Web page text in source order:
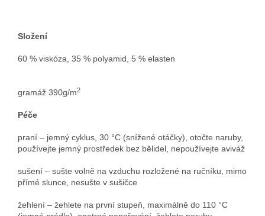
Složení
60 % viskóza, 35 % polyamid, 5 % elasten
gramáž 390g/m2
Péče
praní – jemný cyklus, 30 °C (snížené otáčky), otočte naruby,
používejte jemný prostředek bez bělidel, nepoužívejte aviváž
sušení – sušte volně na vzduchu rozložené na ručníku, mimo
přímé slunce, nesušte v sušičce
žehlení – žehlete na první stupeň, maximálně do 110 °C